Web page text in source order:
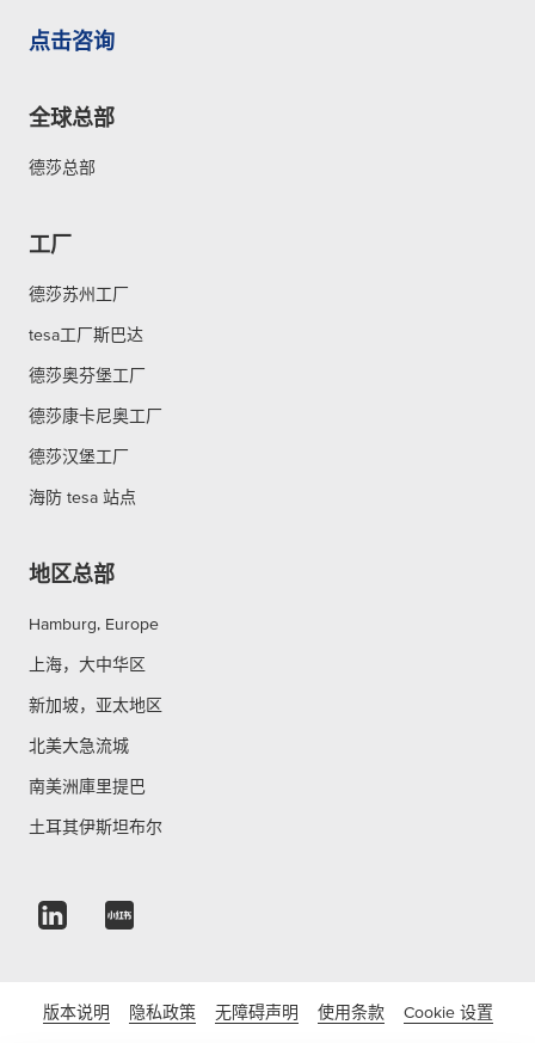
点击咨询
全球总部
德莎总部
工厂
德莎苏州工厂
tesa工厂斯巴达
德莎奥芬堡工厂
德莎康卡尼奥工厂
德莎汉堡工厂
海防 tesa 站点
地区总部
Hamburg, Europe
上海，大中华区
新加坡，亚太地区
北美大急流城
南美洲庫里提巴
土耳其伊斯坦布尔
版本说明 隐私政策 无障碍声明 使用条款 Cookie 设置